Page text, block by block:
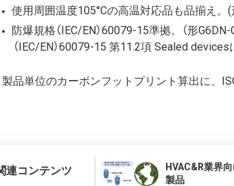
使用周囲温度105°Cの高温対応品も品揃え。
防爆規格（IEC/EN）60079-15準拠。（形G6DN-
（IEC/EN）60079-15 第11.2項 Sealed
製品単位のカーボンフットプリント算出に、
連コンテンツ
HVAC&R業界
製品